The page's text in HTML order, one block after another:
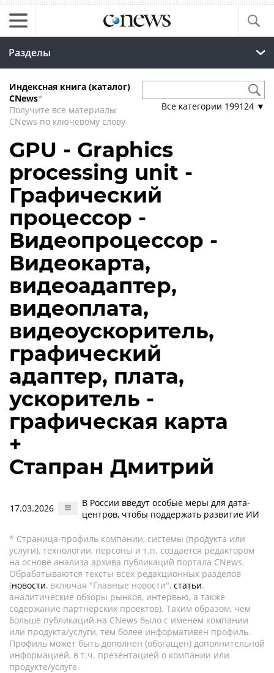
Разделы
Индексная книга (каталог)
CNews*
Получите все материалы
CNews по ключевому слову
Все категории 199124 ▼
GPU - Graphics
processing unit -
Графический
процессор -
Видеопроцессор -
Видеокарта,
видеоадаптер,
видеоплата,
видеоускоритель,
графический
адаптер, плата,
ускоритель -
графическая карта
+
Стапран Дмитрий
17.03.2026
В России введут особые меры для дата-
центров, чтобы поддержать развитие ИИ
* Страница-профиль компании, системы (продукта или
услуги), технологии, персоны и т.п. создается редактором
на основе анализа архива публикаций портала CNews.
Обрабатываются тексты всех редакционных разделов
(новости, включая "Главные новости", статьи,
аналитические обзоры рынков, интервью, а также
содержание партнёрских проектов). Таким образом, чем
больше публикаций на CNews было с именем компании
или продукта/услуги, тем более информативен профиль.
Профиль может быть дополнен (обогащен) дополнительной
информацией, в т.ч. презентацией о компании или
продукте/услуге.